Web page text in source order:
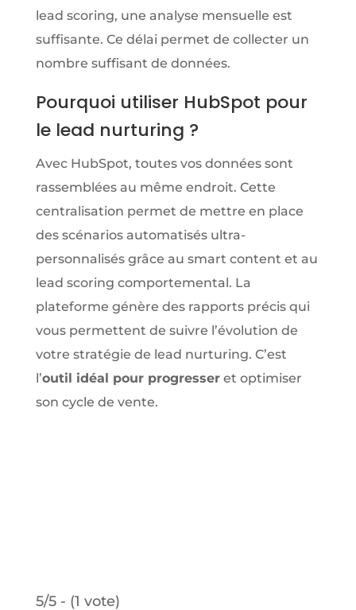
lead scoring, une analyse mensuelle est
suffisante. Ce délai permet de collecter un
nombre suffisant de données.
Pourquoi utiliser HubSpot pour
le lead nurturing ?
Avec HubSpot, toutes vos données sont
rassemblées au même endroit. Cette
centralisation permet de mettre en place
des scénarios automatisés ultra-
personnalisés grâce au smart content et au
lead scoring comportemental. La
plateforme génère des rapports précis qui
vous permettent de suivre l’évolution de
votre stratégie de lead nurturing. C’est
l’outil idéal pour progresseret optimiser
son cycle de vente.
5/5 - (1 vote)